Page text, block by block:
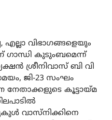
വിഭാഗങ്ങളെയും
ഗാന്ധി കുടുംബമെന്ന്
ശ്രീനിവാസ് ബി വി
ജി-23 സംഘം
നേതാക്കളുടെ കൂട്ടായ്മ
വാസ്‌നിക്കിനെ